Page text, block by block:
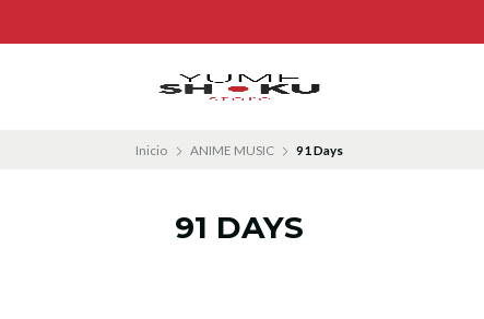
Inicio ANIME MUSIC 91 Days
91 DAYS